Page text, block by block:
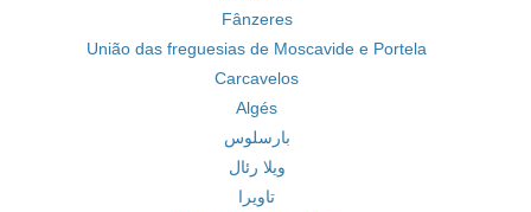
Fânzeres
União das freguesias de Moscavide e Portela
Carcavelos
Algés
بارسلوس
ویلا رئال
تاویرا